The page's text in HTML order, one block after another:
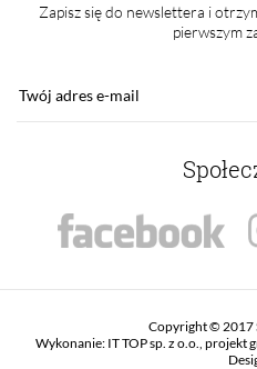
Zapisz się do newslettera i
pierwszym
Copyright © 2017
Wykonanie: IT TOP sp. z o.o. , projekt